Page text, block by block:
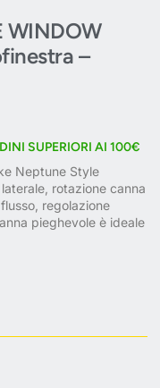
WINDOW
–
SUPERIORI AI 100€
Neptune Style
rotazione canna
regolazione
pieghevole è ideale